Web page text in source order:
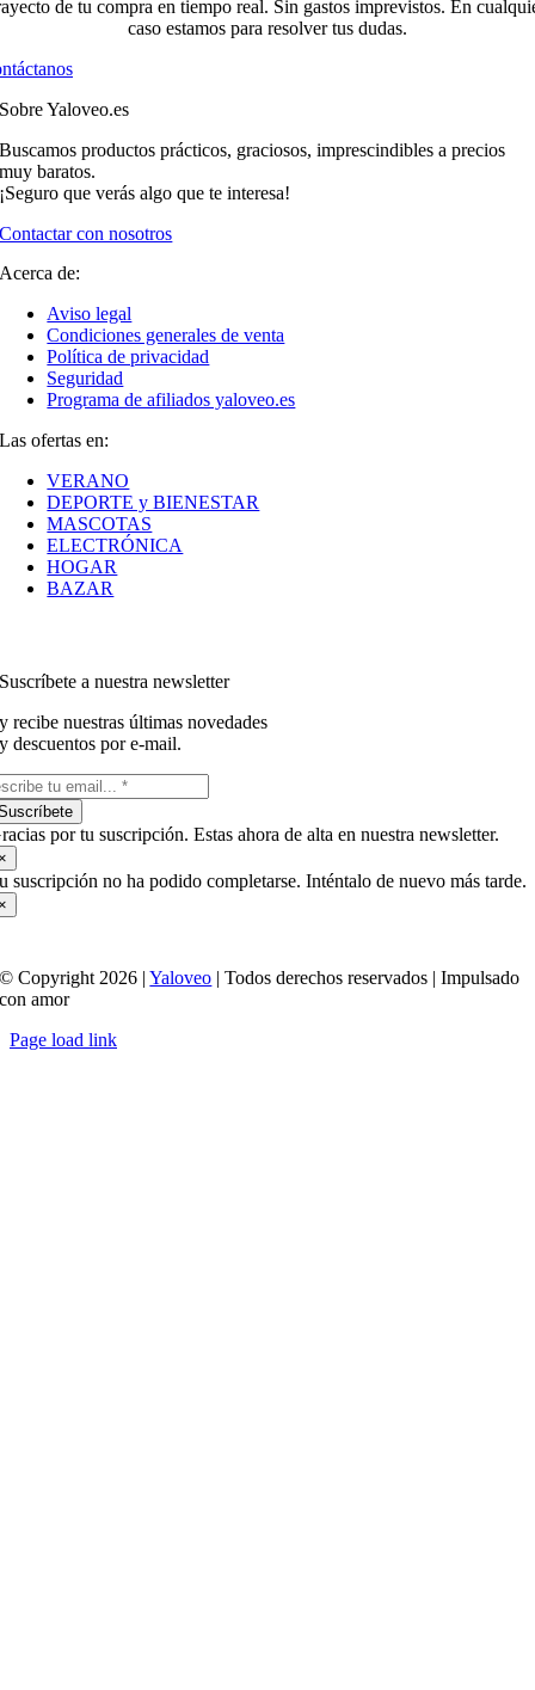
de tu compra en tiempo real. Sin gastos imprevistos. En
caso estamos para resolver tus dudas.
Sobre Yaloveo.es
Buscamos productos prácticos, graciosos, imprescindibles a precios
muy baratos.
¡Seguro que verás algo que te interesa!
Contactar con nosotros
Acerca de:
Aviso legal
Condiciones generales de venta
Política de privacidad
Seguridad
Programa de afiliados yaloveo.es
Las ofertas en:
VERANO
DEPORTE y BIENESTAR
MASCOTAS
ELECTRÓNICA
HOGAR
BAZAR
Suscríbete a nuestra newsletter
y recibe nuestras últimas novedades
y descuentos por e-mail.
por tu suscripción. Estas ahora de alta en nuestra newsletter.
suscripción no ha podido completarse. Inténtalo de nuevo más tarde.
© Copyright 2026 |Yaloveo | Todos derechos reservados | Impulsado
con amor
Page load link